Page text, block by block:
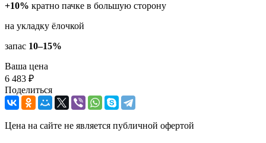
+10% кратно пачке в большую сторону
на укладку ёлочкой
запас 10–15%
Ваша цена
6 483 ₽
Поделиться
Цена на сайте не является публичной офертой